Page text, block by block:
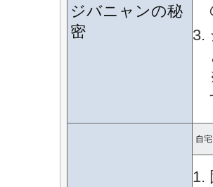
ジバニャンの秘
密
自